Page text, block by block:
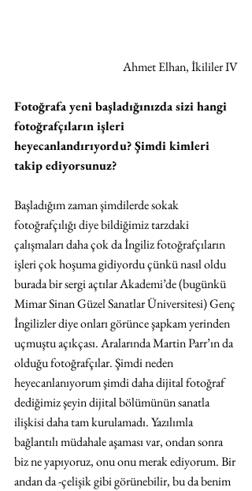
Ahmet Elhan, İkililer IV
Fotoğrafa yeni başladığınızda sizi hangi
fotoğrafçıların işleri
heyecanlandırıyordu? Şimdi kimleri
takip ediyorsunuz?
Başladığım zaman şimdilerde sokak
fotoğrafçılığı diye bildiğimiz tarzdaki
çalışmaları daha çok da İngiliz fotoğrafçıların
işleri çok hoşuma gidiyordu çünkü nasıl oldu
burada bir sergi açtılar Akademi’de (bugünkü
Mimar Sinan Güzel Sanatlar Üniversitesi) Genç
İngilizler diye onları görünce şapkam yerinden
uçmuştu açıkçası. Aralarında Martin Parr’ın da
olduğu fotoğrafçılar. Şimdi neden
heyecanlanıyorum şimdi daha dijital fotoğraf
dediğimiz şeyin dijital bölümünün sanatla
ilişkisi daha tam kurulamadı. Yazılımla
bağlantılı müdahale aşaması var, ondan sonra
biz ne yapıyoruz, onu onu merak ediyorum. Bir
andan da -çelişik gibi görünebilir, bu da benim